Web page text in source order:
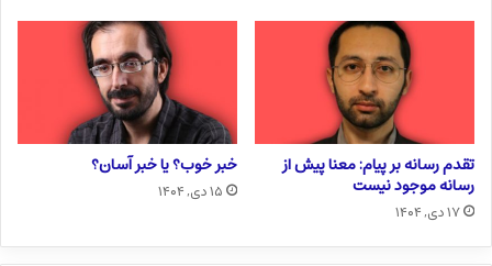
تقدم رسانه بر پیام: معنا پیش از
رسانه موجود نیست
۱۷ دی, ۱۴۰۴
خبر خوب؟ یا خبر آسان؟
۱۵ دی, ۱۴۰۴